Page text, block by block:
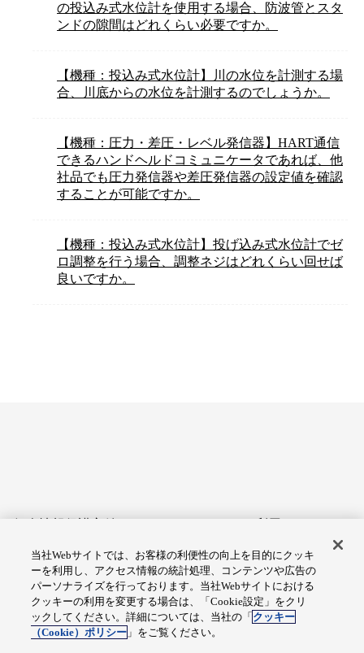
の投込み式水位計を使用する場合、防波管とスタ
ンドの隙間はどれくらい必要ですか。
【機種：投込み式水位計】川の水位を計測する場
合、川底からの水位を計測するのでしょうか。
【機種：圧力・差圧・レベル発信器】HART通信
できるハンドヘルドコミュニケータであれば、他
社品でも圧力発信器や差圧発信器の設定値を確認
することが可能ですか。
【機種：投込み式水位計】投げ込み式水位計でゼ
ロ調整を行う場合、調整ネジはどれくらい回せば
良いですか。
アクセシビリティへの対応
Cookie設定
総合サイトマップ
当社Webサイトでは、お客様の利便性の向上を目的にクッキ
ーを利用し、アクセス情報の統計処理、コンテンツや広告の
パーソナライズを行っております。当社Webサイトにおける
クッキーの利用を変更する場合は、「Cookie設定」をクリ
ックしてください。詳細については、当社の「 クッキー
（Cookie）ポリシー 」をご覧ください。